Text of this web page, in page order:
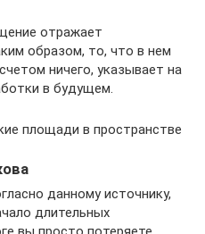
отражает
образом, то, что в нем
ничего, указывает на
в будущем.
площади в пространстве
данному источнику,
длительных